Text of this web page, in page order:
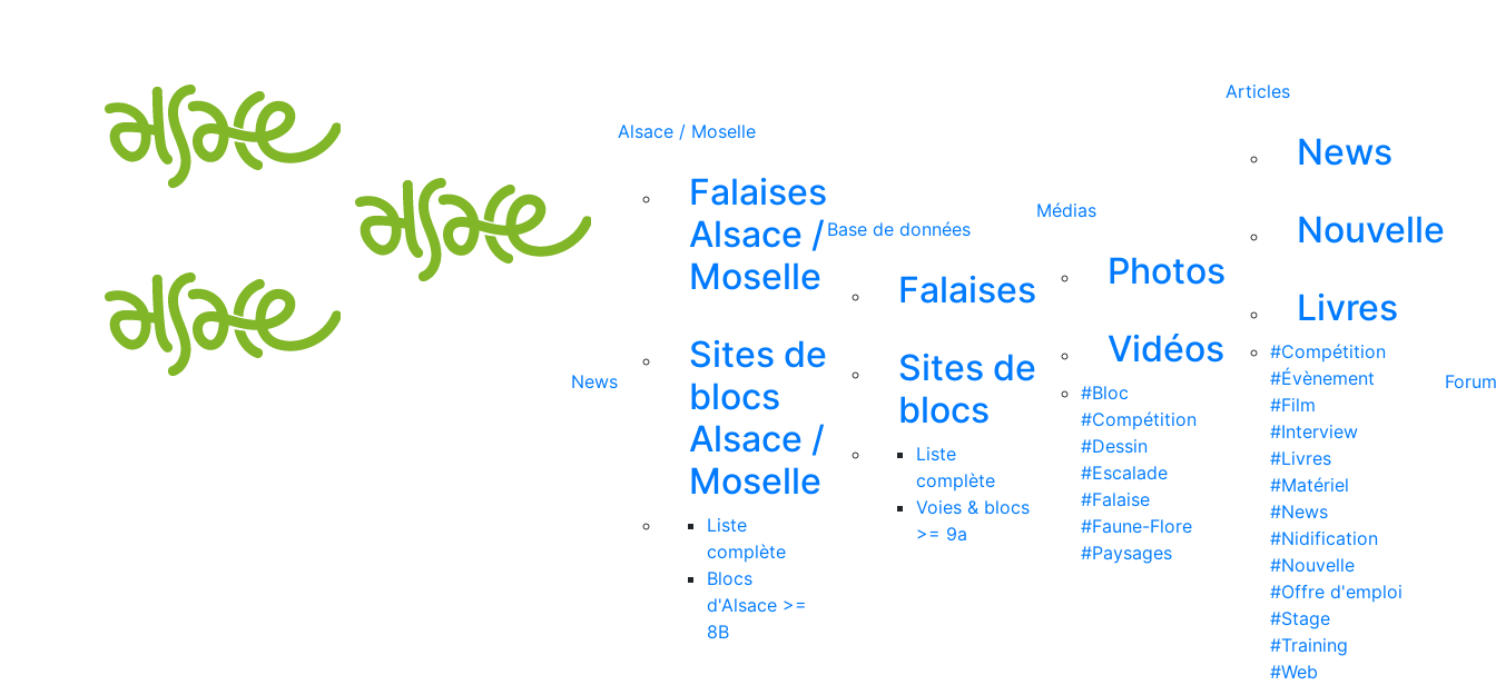
News
Alsace / Moselle
Falaises
Alsace /
Moselle
Sites de
blocs
Alsace /
Moselle
Liste
complète
Blocs
d'Alsace >=
8B
Base de données
Falaises
Sites de
blocs
Liste
complète
Voies & blocs
>= 9a
Médias
Photos
Vidéos
#Bloc
#Compétition
#Dessin
#Escalade
#Falaise
#Faune-Flore
#Paysages
Articles
News
Nouvelle
Livres
#Compétition
#Évènement
#Film
#Interview
#Livres
#Matériel
#News
#Nidification
#Nouvelle
#Offre d'emploi
#Stage
#Training
#Web
Forum